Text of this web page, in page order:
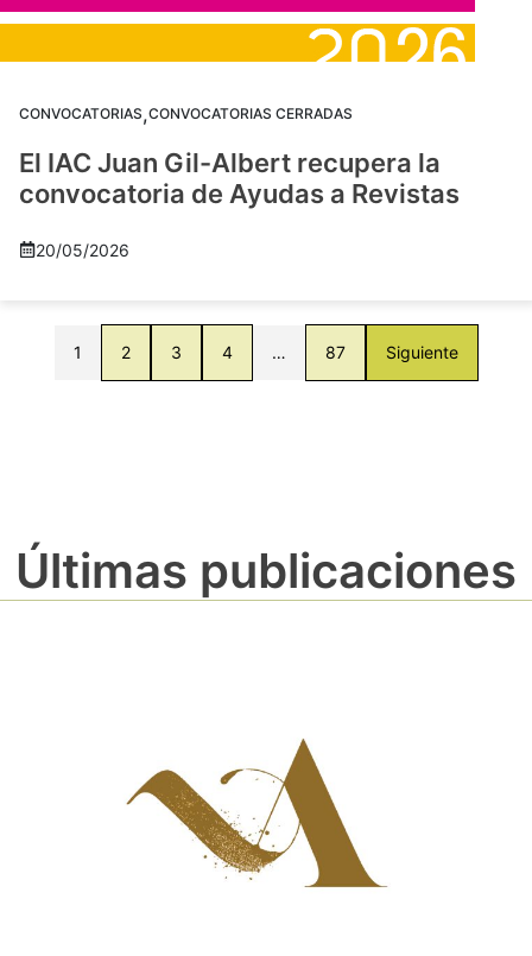
CONVOCATORIAS,CONVOCATORIAS CERRADAS
El IAC Juan Gil-Albert recupera la
convocatoria de Ayudas a Revistas
20/05/2026
1 2 3 4 … 87 Siguiente
Últimas publicaciones